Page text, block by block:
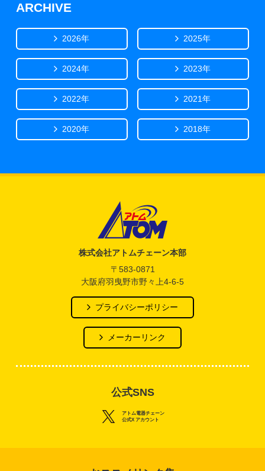
ARCHIVE
2026年 2025年
2024年 2023年
2022年 2021年
2020年 2018年
株式会社アトムチェーン本部
〒583-0871
大阪府羽曳野市野々上4-6-5
プライバシーポリシー
メーカーリンク
公式SNS
アトム電器チェーン
公式X アカウント